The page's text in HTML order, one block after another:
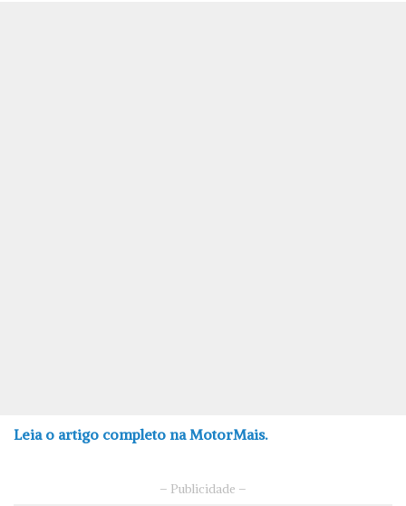
Leia o artigo completo na MotorMais.
– Publicidade –